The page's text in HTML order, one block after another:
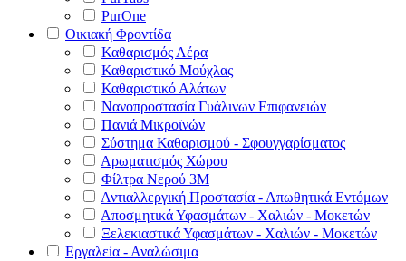
PurOne
Οικιακή Φροντίδα
Καθαρισμός Αέρα
Καθαριστικό Μούχλας
Καθαριστικό Αλάτων
Νανοπροστασία Γυάλινων Επιφανειών
Πανιά Μικροϊνών
Σύστημα Καθαρισμού - Σφουγγαρίσματος
Αρωματισμός Χώρου
Φίλτρα Νερού 3Μ
Αντιαλλεργική Προστασία - Απωθητικά Εντόμων
Αποσμητικά Υφασμάτων - Χαλιών - Μοκετών
Ξελεκιαστικά Υφασμάτων - Χαλιών - Μοκετών
Εργαλεία - Αναλώσιμα